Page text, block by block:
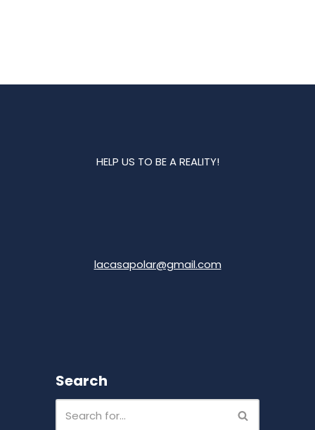
HELP US TO BE A REALITY!
lacasapolar@gmail.com
Search